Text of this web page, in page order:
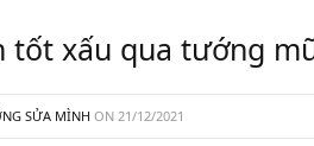
tốt xấu qua tướng
SỬA MÌNH ON 21/12/2021